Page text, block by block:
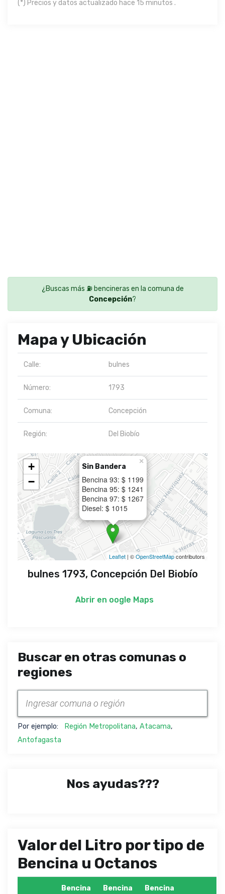
(*) Precios y datos actualizado hace 15 minutos .
¿Buscas más ⛽ bencineras en la comuna de
Concepción?
Mapa y Ubicación
Calle: bulnes
Número: 1793
Comuna: Concepción
Región: Del Biobío
Sin Bandera
Bencina 93: $ 1199
Bencina 95: $ 1241
Bencina 97: $ 1267
Diesel: $ 1015
×
+
−
Leaflet | ©OpenStreetMapcontributors
bulnes 1793, Concepción Del Biobío
Abrir en oogle Maps
Buscar en otras comunas o
regiones
Por ejemplo: Región Metropolitana, Atacama,
Antofagasta
Nos ayudas???
Valor del Litro por tipo de
Bencina u Octanos
Bencina
Bencina
Bencina